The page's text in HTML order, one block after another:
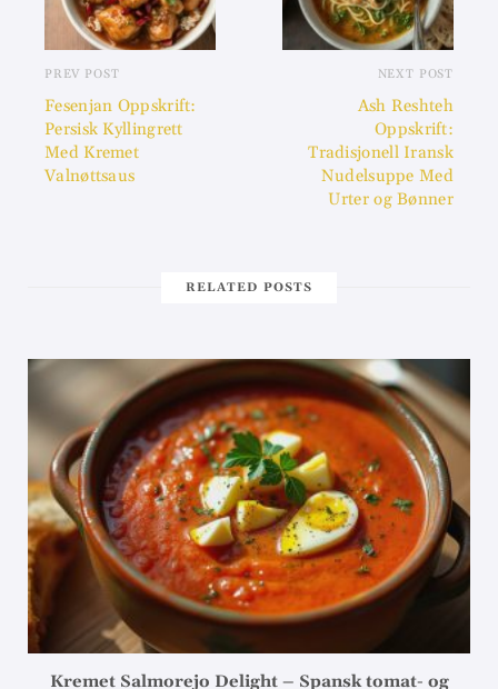
PREV POST
Fesenjan Oppskrift:
Persisk Kyllingrett
Med Kremet
Valnøttsaus
NEXT POST
Ash Reshteh
Oppskrift:
Tradisjonell Iransk
Nudelsuppe Med
Urter og Bønner
RELATED POSTS
Kremet Salmorejo Delight – Spansk tomat- og